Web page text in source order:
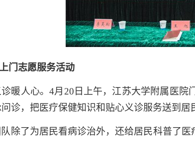
门志愿服务活动
暖人心。4月20日上午，江苏大学附属医
诊，把医疗保健知识和贴心义诊服务送到居
除了为居民看病诊治外，还给居民科普了